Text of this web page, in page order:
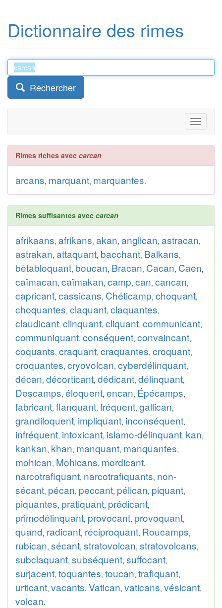
Dictionnaire des rimes
Rechercher
Toggle
Rimes riches avec carcan
arcans, marquant, marquantes.
Rimes suffisantes avec carcan
afrikaans, afrikans, akan, anglican, astracan,
astrakan, attaquant, bacchant, Balkans,
bêtabloquant, boucan, Bracan, Cacan, Caen,
caïmacan, caïmakan, camp, can, cancan,
capricant, cassicans, Chéticamp, choquant,
choquantes, claquant, claquantes,
claudicant, clinquant, cliquant, communicant,
communiquant, conséquent, convaincant,
coquants, craquant, craquantes, croquant,
croquantes, cryovolcan, cyberdélinquant,
décan, décorticant, dédicant, délinquant,
Descamps, éloquent, encan, Épécamps,
fabricant, flanquant, fréquent, gallican,
grandiloquent, impliquant, inconséquent,
infréquent, intoxicant, islamo-délinquant, kan,
kankan, khan, manquant, manquantes,
mohican, Mohicans, mordicant,
narcotrafiquant, narcotrafiquants, non-
sécant, pécan, peccant, pélican, piquant,
piquantes, pratiquant, prédicant,
primodélinquant, provocant, provoquant,
quand, radicant, réciproquant, Roucamps,
rubican, sécant, stratovolcan, stratovolcans,
subclaquant, subséquent, suffocant,
surjacent, toquantes, toucan, trafiquant,
urticant, vacants, Vatican, vaticans, vésicant,
volcan.